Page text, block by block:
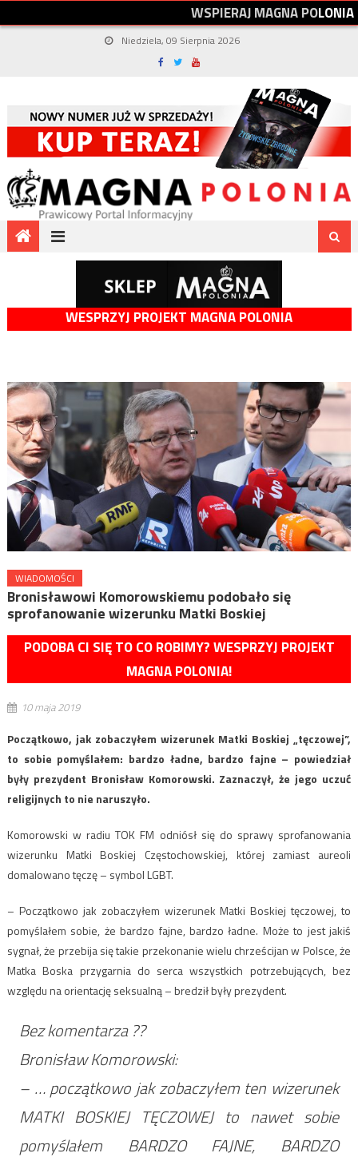
WSPIERAJMAGNAPOLONIA
Niedziela, 09 Sierpnia 2026
WESPRZYJ PROJEKT MAGNA POLONIA
WIADOMOŚCI
Bronisławowi Komorowskiemu podobało się
sprofanowanie wizerunku Matki Boskiej
PODOBA CI SIĘ TO CO ROBIMY? WESPRZYJ PROJEKT
MAGNA POLONIA!
10 maja 2019
Początkowo, jak zobaczyłem wizerunek Matki Boskiej „tęczowej”,
to sobie pomyślałem: bardzo ładne, bardzo fajne – powiedział
były prezydent Bronisław Komorowski. Zaznaczył, że jego uczuć
religijnych to nie naruszyło.
Komorowski w radiu TOK FM odniósł się do sprawy sprofanowania
wizerunku Matki Boskiej Częstochowskiej, której zamiast aureoli
domalowano tęczę – symbol LGBT.
– Początkowo jak zobaczyłem wizerunek Matki Boskiej tęczowej, to
pomyślałem sobie, że bardzo fajne, bardzo ładne. Może to jest jakiś
sygnał, że przebija się takie przekonanie wielu chrześcijan w Polsce, że
Matka Boska przygarnia do serca wszystkich potrzebujących, bez
względu na orientację seksualną – bredził były prezydent.
Bez komentarza ??
Bronisław Komorowski:
– … początkowo jak zobaczyłem ten wizerunek
MATKI BOSKIEJ TĘCZOWEJ to nawet sobie
pomyślałem BARDZO FAJNE, BARDZO